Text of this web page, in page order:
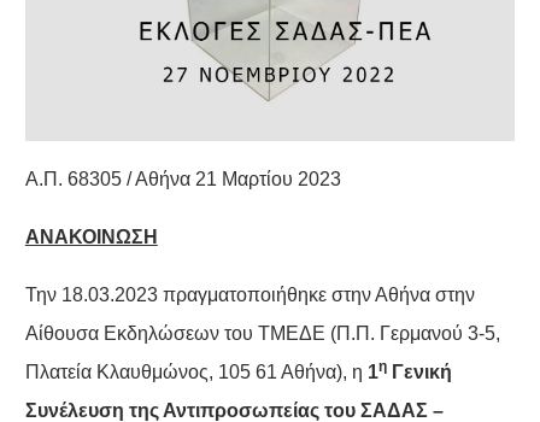
Α.Π. 68305 / Αθήνα 21 Μαρτίου 2023
ΑΝΑΚΟΙΝΩΣΗ
Την 18.03.2023 πραγματοποιήθηκε στην Αθήνα στην
Αίθουσα Εκδηλώσεων του ΤΜΕΔΕ (Π.Π. Γερμανού 3-5,
Πλατεία Κλαυθμώνος, 105 61 Αθήνα), η 1ηΓενική
Συνέλευση της Αντιπροσωπείας του ΣΑΔΑΣ –